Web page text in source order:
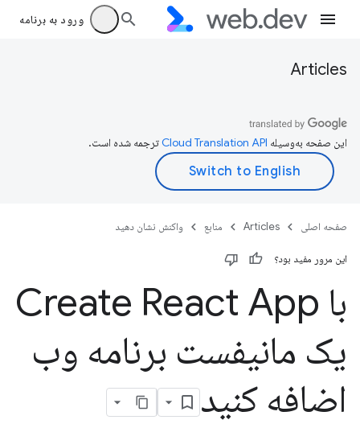
ورود به برنامه
Articles
این صفحه به‌وسیله ترجمه شده است.
صفحه اصلی Articles منابع واکنش نشان دهید
این مرور مفید بود؟
با Create React App
یک مانیفست برنامه وب
اضافه کنید